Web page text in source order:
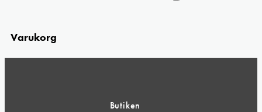
Varukorg
Butiken